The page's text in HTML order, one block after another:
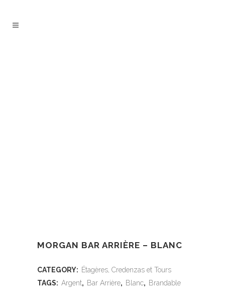
MORGAN BAR ARRIÈRE – BLANC
CATEGORY: Étagères, Credenzas et Tours
TAGS: Argent, Bar Arrière, Blanc, Brandable